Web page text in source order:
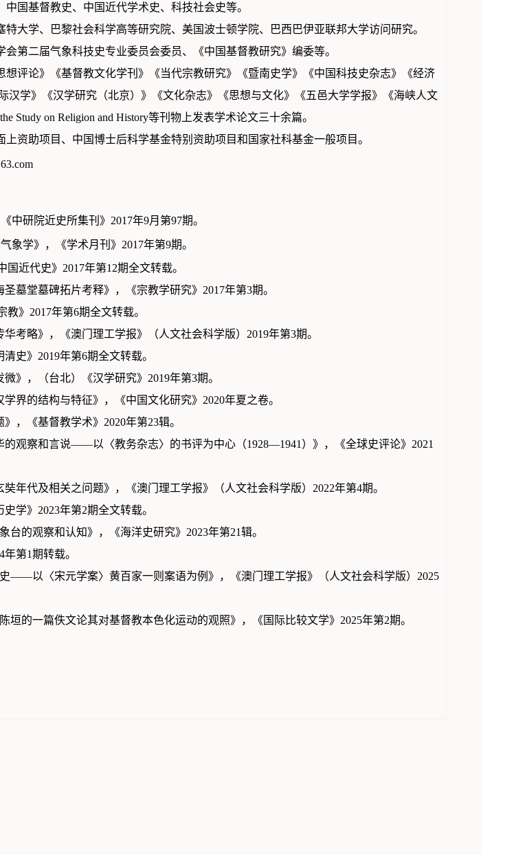
国基督教史、中国近代学术史、科技社会史等。
特大学、巴黎社会科学高等研究院、美国波士顿学院、巴西巴伊亚联邦大学访问研究。
第二届气象科技史专业委员会委员、《中国基督教研究》编委等。
想评论》《基督教文化学刊》《当代宗教研究》《暨南史学》《中国科技史杂志》《经济
汉学》《汉学研究（北京）》《文化杂志》《思想与文化》《五邑大学学报》《海峡人文
Study on Religion and History等刊物上发表学术论文三十余篇。
资助项目、中国博士后科学基金特别资助项目和国家社科基金一般项目。
研院近史所集刊》2017年9月第97期。
学》，《学术月刊》2017年第9期。
近代史》2017年第12期全文转载。
墓堂墓碑拓片考释》，《宗教学研究》2017年第3期。
》2017年第6期全文转载。
考略》，《澳门理工学报》（人文社会科学版）2019年第3期。
史》2019年第6期全文转载。
》，（台北）《汉学研究》2019年第3期。
界的结构与特征》，《中国文化研究》2020年夏之卷。
，《基督教学术》2020年第23辑。
的观察和言说——以〈教务杂志〉的书评为中心（1928—1941）》，《全球史评论》2021
年代及相关之问题》，《澳门理工学报》（人文社会科学版）2022年第4期。
学》2023年第2期全文转载。
台的观察和认知》，《海洋史研究》2023年第21辑。
第1期转载。
——以〈宋元学案〉黄百家一则案语为例》，《澳门理工学报》（人文社会科学版）2025
的一篇佚文论其对基督教本色化运动的观照》，《国际比较文学》2025年第2期。